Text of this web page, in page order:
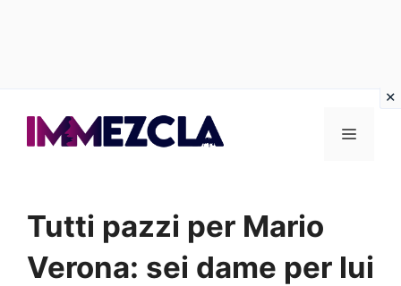
Menu
Tutti pazzi per Mario
Verona: sei dame per lui